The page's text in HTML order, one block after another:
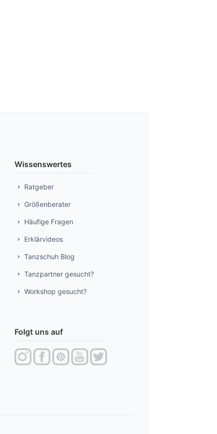
Wissenswertes
Ratgeber
Größenberater
Häufige Fragen
Erklärvideos
Tanzschuh Blog
Tanzpartner gesucht?
Workshop gesucht?
Folgt uns auf